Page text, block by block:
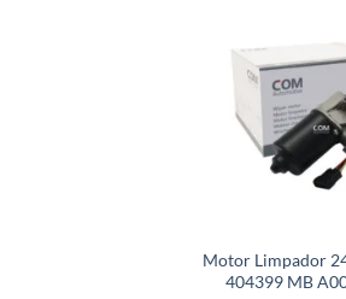
Motor Limpador
404399 MB